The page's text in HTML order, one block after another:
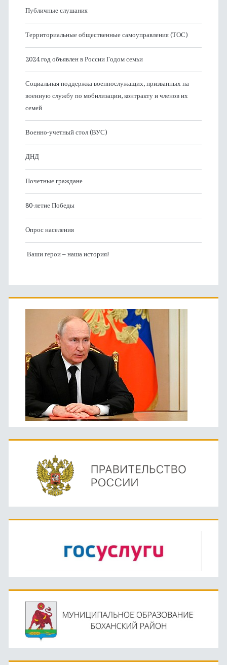
Публичные слушания
Территориальные общественные самоуправления (ТОС)
2024 год объявлен в России Годом семьи
Социальная поддержка военнослужащих, призванных на
военную службу по мобилизации, контракту и членов их
семей
Военно-учетный стол (ВУС)
ДНД
Почетные граждане
80-летие Победы
Опрос населения
Ваши герои – наша история!